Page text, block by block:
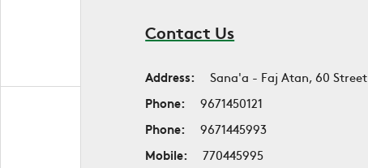
Contact Us
Address:
Sana'a - Faj Atan, 60 Street
Phone:
9671450121
Phone:
9671445993
Mobile:
770445995